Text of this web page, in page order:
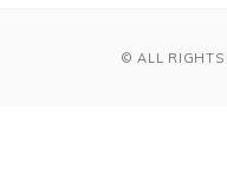
© ALL RIGHTS